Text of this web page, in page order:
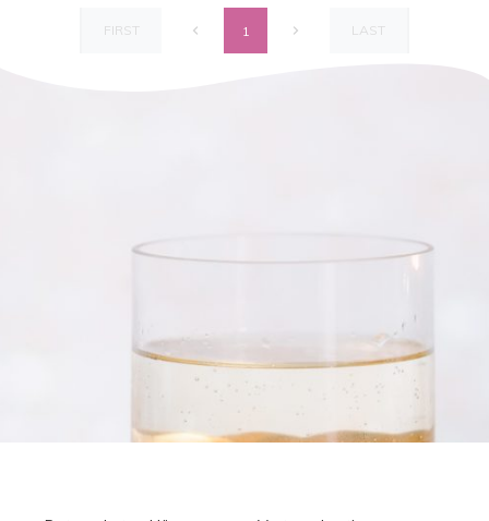
FIRST 1 LAST